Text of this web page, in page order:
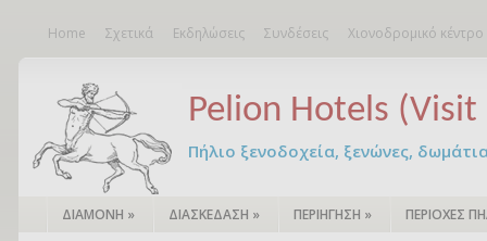
Home Σχετικά Εκδηλώσεις Συνδέσεις Χιονοδρομικό
Pelion Hotels (Visit
Πήλιο ξενοδοχεία, ξενώνες,
ΔΙΑΜΟΝΗ » ΔΙΑΣΚΕΔΑΣΗ » ΠΕΡΙΗΓΗΣΗ » ΠΕΡΙΟΧΕΣ